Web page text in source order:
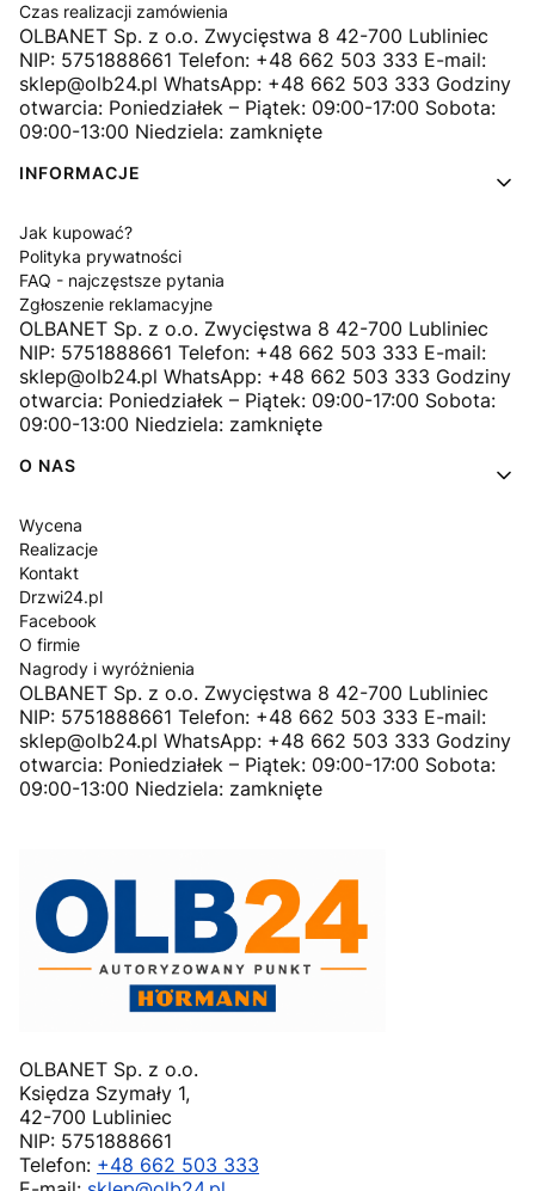
Czas realizacji zamówienia
OLBANET Sp. z o.o. Zwycięstwa 8 42-700 Lubliniec
NIP: 5751888661 Telefon: +48 662 503 333 E-mail:
sklep@olb24.pl WhatsApp: +48 662 503 333 Godziny
otwarcia: Poniedziałek – Piątek: 09:00-17:00 Sobota:
09:00-13:00 Niedziela: zamknięte
INFORMACJE
Jak kupować?
Polityka prywatności
FAQ - najczęstsze pytania
Zgłoszenie reklamacyjne
OLBANET Sp. z o.o. Zwycięstwa 8 42-700 Lubliniec
NIP: 5751888661 Telefon: +48 662 503 333 E-mail:
sklep@olb24.pl WhatsApp: +48 662 503 333 Godziny
otwarcia: Poniedziałek – Piątek: 09:00-17:00 Sobota:
09:00-13:00 Niedziela: zamknięte
O NAS
Wycena
Realizacje
Kontakt
Drzwi24.pl
Facebook
O firmie
Nagrody i wyróżnienia
OLBANET Sp. z o.o. Zwycięstwa 8 42-700 Lubliniec
NIP: 5751888661 Telefon: +48 662 503 333 E-mail:
sklep@olb24.pl WhatsApp: +48 662 503 333 Godziny
otwarcia: Poniedziałek – Piątek: 09:00-17:00 Sobota:
09:00-13:00 Niedziela: zamknięte
OLBANET Sp. z o.o.
Księdza Szymały 1,
42-700 Lubliniec
NIP: 5751888661
Telefon: +48 662 503 333